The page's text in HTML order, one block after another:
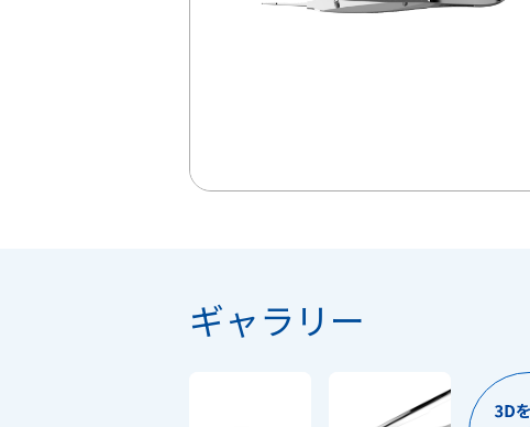
ギャラリー